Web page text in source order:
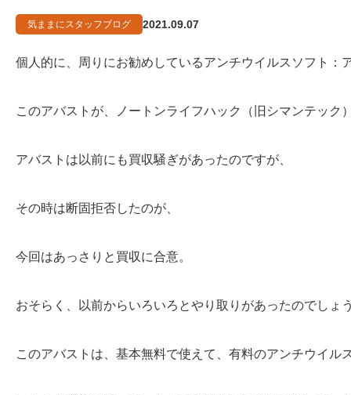
気ままにスタッフブログ 2021.09.07
個人的に、周りにお勧めしているアンチウイルスソフト：
このアバストが、ノートンライフハック（旧シマンテック
アバストは以前にも買収騒ぎがあったのですが、
その時は断固拒否したのが、
今回はあっさりと買収に合意。
おそらく、以前からいろいろとやり取りがあったのでしょ
このアバストは、基本無料で使えて、有料のアンチウイル